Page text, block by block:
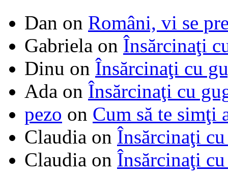
Dan on Români, vi se
Gabriela on Însărcinaţi
Dinu on Însărcinaţi cu
Ada on Însărcinaţi cu
pezo on Cum să te simţi
Claudia on Însărcinaţi
Claudia on Însărcinaţi